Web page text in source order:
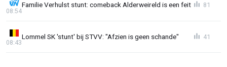
Familie Verhulst stunt: comeback Alderweireld is een feit
08:54
81
Lommel SK 'stunt' bij STVV: "Afzien is geen schande"
08:43
41